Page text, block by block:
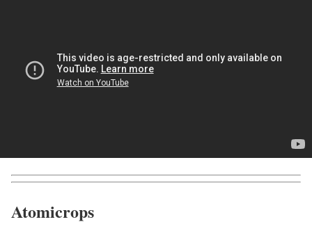
Atomicrops